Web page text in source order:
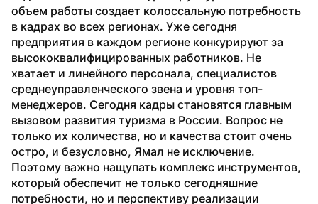
объем работы создает колоссальную потребность
в кадрах во всех регионах. Уже сегодня
предприятия в каждом регионе конкурируют за
высококвалифицированных работников. Не
хватает и линейного персонала, специалистов
среднеуправленческого звена и уровня топ-
менеджеров. Сегодня кадры становятся главным
вызовом развития туризма в России. Вопрос не
только их количества, но и качества стоит очень
остро, и безусловно, Ямал не исключение.
Поэтому важно нащупать комплекс инструментов,
который обеспечит не только сегодняшние
потребности, но и перспективу реализации